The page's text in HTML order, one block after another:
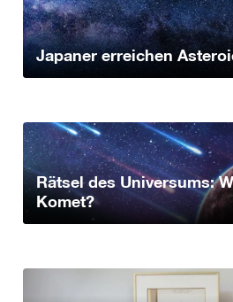
Japaner erreichen
Rätsel des Universums:
Komet?